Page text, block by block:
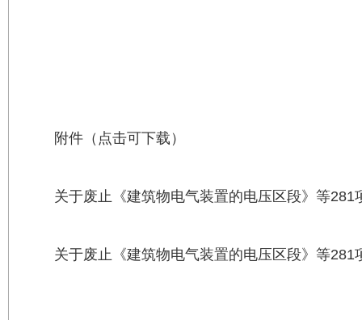
附件（点击可下载）
关于废止《建筑物电气装置的电压区段》等
关于废止《建筑物电气装置的电压区段》等